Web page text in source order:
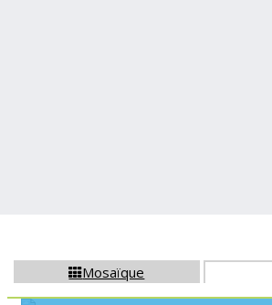
Mosaïque